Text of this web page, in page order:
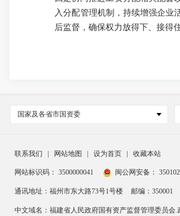
入分配管理机制，持续增强企业
后监督，确保权力放得下、接得住
国家及各省市国资委
联系我们 | 网站地图 | 设为首页 | 收藏本站
网站标识码： 3500000041 闽公网安备：
通讯地址：福州市东大路73号1号楼 邮编：350001
中文域名：福建省人民政府国有资产监督管理委员会.